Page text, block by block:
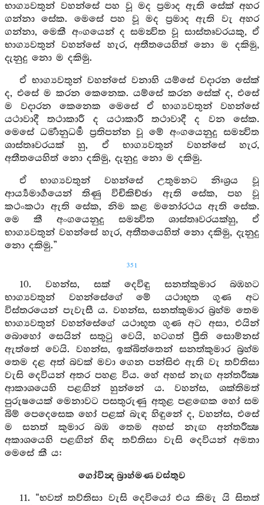
භාග්‍යවතුන් වහන්සේ පහ වූ මද ප්‍රමාද ඇති සේක් අහර
ගන්නා සේක. මෙසේ පහ වූ මද ප්‍රමාද ඇති වැ අහර
ගන්නා, මෙකී අංගයෙන් ද සමන්‍විත වූ සාස්තෘවරයකු, ඒ
භාග්‍යවතුන් වහන්සේ හැර, අතීතයෙහිත් නො ම දකිමු,
දැනුදු නො ම දකිමු.
ඒ භාග්‍යවතුන් වහන්සේ වනාහි යම්සේ වදාරන සේක්
ද, එසේ ම කරන කෙනෙක. යම්සේ කරන සේක් ද, එසේ
ම වදාරන කෙනෙක මෙසේ ඒ භාග්‍යවතුන් වහන්සේ
යථාවාදී තථාකාරී ද යථාකාරී තථාවාදී ද වන සේක.
මෙසේ ධර්‍මානුධර්‍ම ප්‍රතිපන්න වූ මේ අංගයෙනුදු සමන්‍විත
ශාස්තෘවරයක් හු, ඒ භාග්‍යවතුන් වහන්සේ හැර,
අතීතයෙහිත් නො දකිමු, දැනුදු නො ම දකිමු.
ඒ භාග්‍යවතුන් වහන්සේ උතුමනට නිඃශ්‍රය වූ
ආර්‍ය්‍යමාර්‍ගයෙන් තිණු විචිකිච්ඡා ඇති සේක, පහ වූ
කථංකථා ඇති සේක, නිම කළ මනෝරථය ඇති සේක.
මෙ කී අංගයෙනුදු සමන්‍විත ශාස්තෘවරයක්හු, ඒ
භාග්‍යවතුන් වහන්සේ හැර, අතීතයෙහිත් නො දකිමු, දැනුදු
නො දකිමු.”
351
10. වහන්ස, සක් දෙවිඳු සනත්කුමාර බඹහට
භාග්‍යවතුන් වහන්සේගේ මේ යථාභූත ගුණ අට
විස්තරයෙන් පැවැසී ය. වහන්ස, සනත්කුමාර බ්‍රහ්ම තෙම
භාග්‍යවතුන් වහන්සේගේ යථාභූත ගුණ අට අසා, එයින්
බොහෝ සෙයින් සතුටු වෙයි, හටගත් ප්‍රීති සොම්නස්
ඇත්තේ වෙයි. වහන්ස, ඉක්බිත්තෙන් සනත්කුමාර බ්‍රහ්ම
තෙම දළ අත් බවක් මවා ගෙන පන්සිළු ඇති වැ තව්තිසා
වැසි දෙවියන් අතර පහළ විය. හේ අහස් නැඟ අන්තරීක්‍ෂ
ආකාශයෙහි පළඟින් හුන්නේ ය. වහන්ස, ශක්තිමත්
පුරුෂයෙක් මෙනාවට පසතුරුණු අතුළ පළඟෙක හෝ සම
බිම් පෙදෙසෙක හෝ පළක් බැඳ හිඳුනේ ද, වහන්ස, එසේ
ම සනත් කුමාර බඹ තෙම අහස් නැඟ අන්තරීක්‍ෂ
අකාශයෙහි පළඟින් හිඳ තව්තිසා වැසි දෙවියන් අමතා
මෙසේ කී ය:
ගෝවින්‍ද බ්‍රාහ්මණ වස්තුව
11. “භවත් තව්තිසා වැසි දෙවියෝ එය කිමැ යි සිතත්